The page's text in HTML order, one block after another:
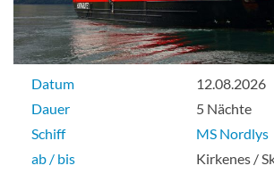
Datum
12.08.2026
Dauer
5 Nächte
Schiff
MS Nordlys
ab / bis
Kirkenes /